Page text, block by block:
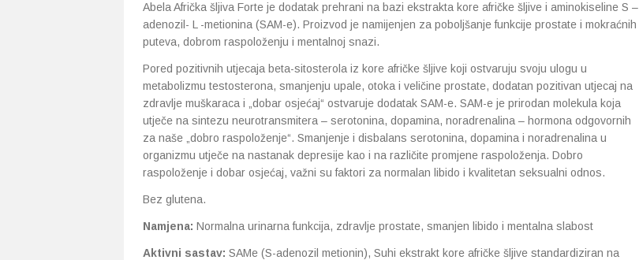
Abela Afrička šljiva Forte je dodatak prehrani na bazi ekstrakta kore afričke šljive i aminokiseline S –
adenozil- L -metionina (SAM-e). Proizvod je namijenjen za poboljšanje funkcije prostate i mokraćnih
puteva, dobrom raspoloženju i mentalnoj snazi.
Pored pozitivnih utjecaja beta-sitosterola iz kore afričke šljive koji ostvaruju svoju ulogu u
metabolizmu testosterona, smanjenju upale, otoka i veličine prostate, dodatan pozitivan utjecaj na
zdravlje muškaraca i „dobar osjećaj“ ostvaruje dodatak SAM-e. SAM-e je prirodan molekula koja
utječe na sintezu neurotransmitera – serotonina, dopamina, noradrenalina – hormona odgovornih
za naše „dobro raspoloženje“. Smanjenje i disbalans serotonina, dopamina i noradrenalina u
organizmu utječe na nastanak depresije kao i na različite promjene raspoloženja. Dobro
raspoloženje i dobar osjećaj, važni su faktori za normalan libido i kvalitetan seksualni odnos.
Bez glutena.
Namjena: Normalna urinarna funkcija, zdravlje prostate, smanjen libido i mentalna slabost
Aktivni sastav: SAMe (S-adenozil metionin), Suhi ekstrakt kore afričke šljive standardiziran na